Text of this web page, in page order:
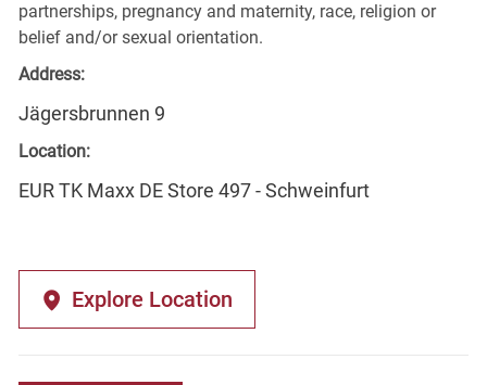
partnerships, pregnancy and maternity, race, religion or
belief and/or sexual orientation.
Address:
Jägersbrunnen 9
Location:
EUR TK Maxx DE Store 497 - Schweinfurt
Explore Location